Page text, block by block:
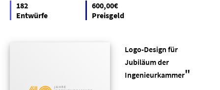
182
Entwürfe
600,00€
Preisgeld
Logo-Design für
Jubiläum der
Ingenieurkammer"